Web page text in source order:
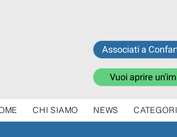
Associati a
Vuoi aprire
CHI SIAMO NEWS